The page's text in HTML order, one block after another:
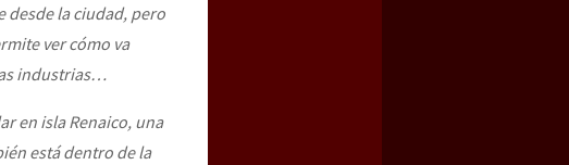
desde la ciudad, pero
ver cómo va
industrias…
en islaRenaico, una
está dentro de la